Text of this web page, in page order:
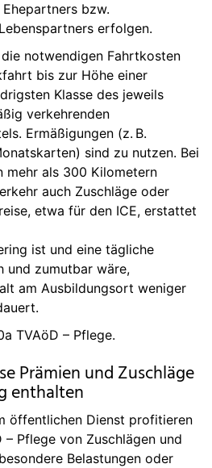
bzw.
erfolgen.
notwendigen Fahrtkosten
bis zur Höhe einer
Klasse des jeweils
verkehrenden
Ermäßigungen (z. B.
sind zu nutzen. Bei
mehr als 300 Kilometern
auch Zuschläge oder
etwa für den ICE, erstattet
ist und eine tägliche
und zumutbar wäre,
am Ausbildungsort weniger
TVAöD – Pflege.
Prämien und Zuschläge
enthalten
öffentlichen Dienst profitieren
– Pflege von Zuschlägen und
Belastungen oder